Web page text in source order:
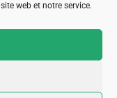
web et notre service.
de recevoir